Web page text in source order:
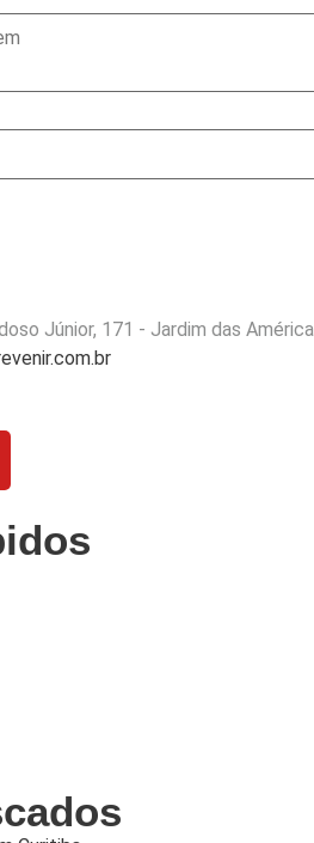
Júnior, 171 - Jardim das